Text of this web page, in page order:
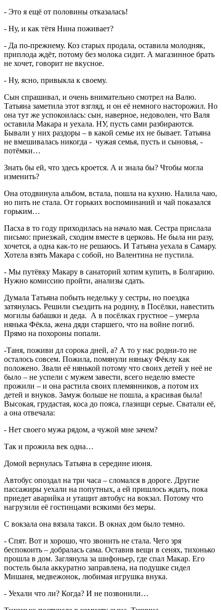
- Это я ещё от половины отказалась!
- Ну, и как тётя Нина поживает?
- Да по-прежнему. Коз старых продала, оставила молодняк,
приплода ждёт, потому без молока сидит. А магазинное брать
не хочет, говорит не вкусное.
- Ну, ясно, привыкла к своему.
Сын спрашивал, и очень внимательно смотрел на Валю.
Татьяна заметила этот взгляд, и он её немного насторожил. Но
она тут же успокоилась: сын, наверное, недоволен, что Валя
оставила Макара и уехала. НУ, пусть сами разбираются.
Бывали у них раздоры – в какой семье их не бывает. Татьяна
не вмешивалась никогда - чужая семья, пусть и сыновья, -
потёмки…
Знать бы ей, что здесь кроется. А и знала бы? Чтобы могла
изменить?
Она отодвинула альбом, встала, пошла на кухню. Налила чаю,
но пить не стала. От горьких воспоминаний и чай показался
горьким…
Пасха в то году приходилась на начало мая. Сестра прислала
письмо: приезжай, сходим вместе в церковь. Не была ни разу,
хочется, а одна как-то не решаюсь. И Татьяна уехала в Самару.
Хотела взять Макара с собой, но Валентина не пустила.
- Мы путёвку Макару в санаторий хотим купить, в Болгарию.
Нужно комиссию пройти, анализы сдать.
Думала Татьяна побыть недельку у сестры, но поездка
затянулась. Решили съездить на родину, в Посёлки, навестить
могилы бабашки и деда. А в посёлках грустное – умерла
нянька Фёкла, жена дяди старшего, что на войне погиб.
Прямо на похороны попали.
-Таня, поживи дл сорока дней, а? А то у нас родни-то не
осталось совсем. Пожила, помянули няньку Фёклу как
положено. Звали её нянькой потому что своих детей у неё не
было – не успели с мужем завести, всего неделю вместе
прожили – и она растила своих племянников, а потом их
детей и внуков. Замуж больше не пошла, а красивая была!
Высокая, грудастая, коса до пояса, глазищи серые. Сватали её,
а она отвечала:
- Нет своего мужа рядом, а чужой мне зачем?
Так и прожила век одна…
Домой вернулась Татьяна в середине июня.
Автобус опоздал на три часа – сломался в дороге. Другие
пассажиры уехали на попутных, а ей пришлось ждать, пока
приедет аварийка и утащит автобус на вокзал. Потому что
нагрузили её гостинцами всякими без меры.
С вокзала она вязала такси. В окнах дом было темно.
- Спят. Вот и хорошо, что звонить не стала. Чего зря
беспокоить – добралась сама. Оставив вещи в сенях, тихонько
прошла в дом. Заглянула за шифоньер, где спал Макар. Его
постель была аккуратно заправлена, на подушке сидел
Мишаня, медвежонок, любимая игрушка внука.
- Уехали что ли? Когда? И не позвонили…